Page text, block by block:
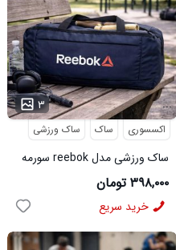
۳ ...
اکسسوری ساک ساک ورزشی
ساک ورزشی مدل reebok سورمه
ای کد6482
۳۹۸,۰۰۰ تومان
خرید سریع